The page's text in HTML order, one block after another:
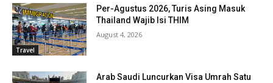
Travel
Per-Agustus 2026, Turis Asing Masuk
Thailand Wajib Isi THIM
August 4, 2026
Arab Saudi Luncurkan Visa Umrah Satu